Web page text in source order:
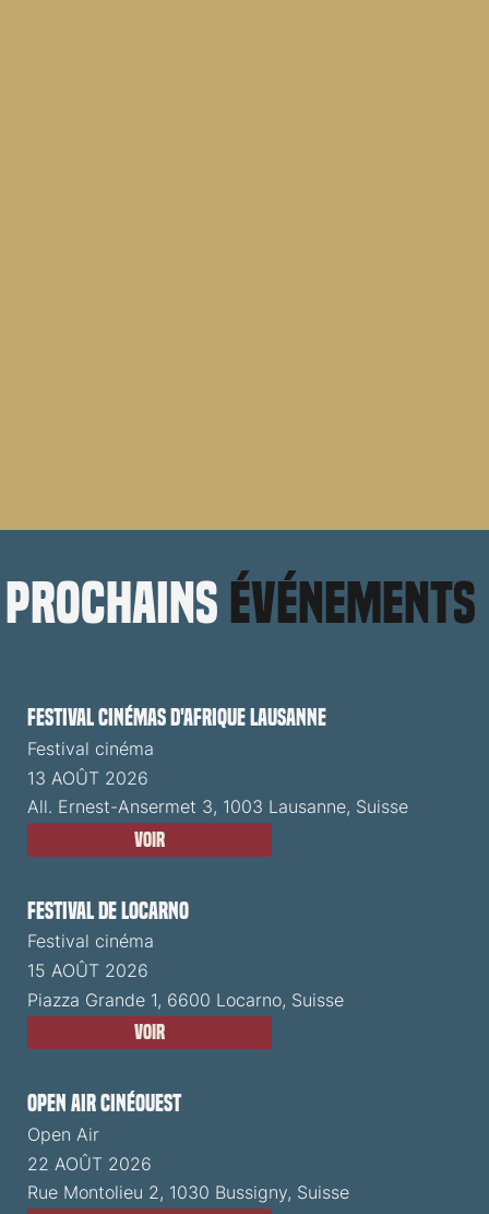
prochains événements
Festival cinémas d'Afrique Lausanne
Festival cinéma
13 AOÛT 2026
All. Ernest-Ansermet 3, 1003 Lausanne, Suisse
Voir
Festival de Locarno
Festival cinéma
15 AOÛT 2026
Piazza Grande 1, 6600 Locarno, Suisse
Voir
Open Air CinéOuest
Open Air
22 AOÛT 2026
Rue Montolieu 2, 1030 Bussigny, Suisse